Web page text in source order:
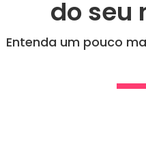
do seu
Entenda um pouco